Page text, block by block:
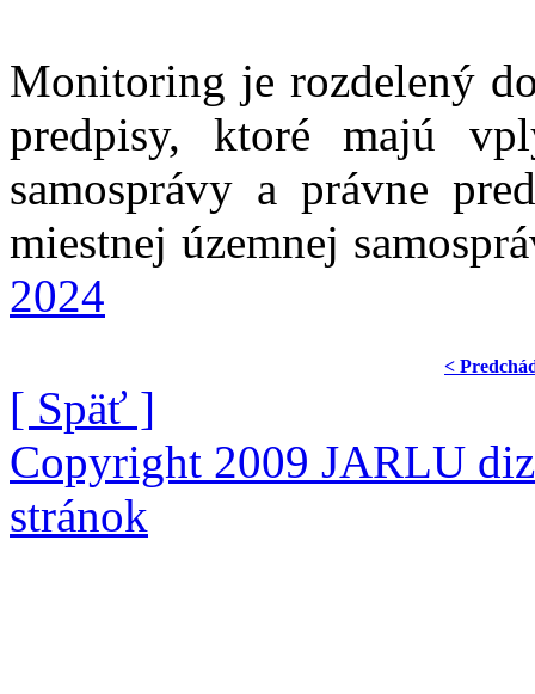
Monitoring je rozdelený
predpisy, ktoré majú
samosprávy a právne
miestnej územnej
2024
<
[ Späť ]
Copyright 2009 JARLU
stránok